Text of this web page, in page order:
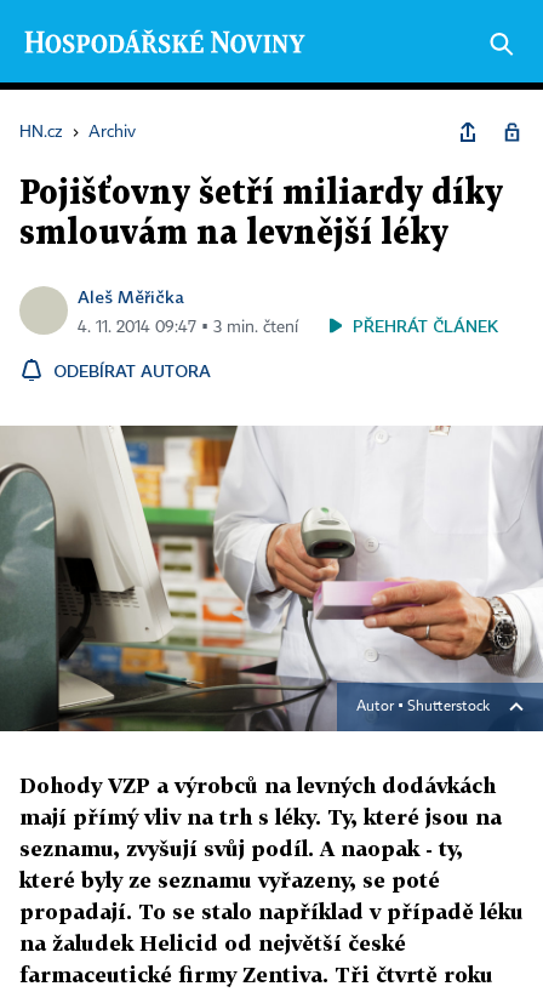
HN.cz › Archiv
Pojišťovny šetří miliardy díky
smlouvám na levnější léky
Aleš Měřička
4. 11. 2014 09:47 ▪ 3 min. čtení PŘEHRÁT ČLÁNEK
ODEBÍRAT AUTORA
Autor ▪ Shutterstock
Dohody VZP a výrobců na levných dodávkách
mají přímý vliv na trh s léky. Ty, které jsou na
seznamu, zvyšují svůj podíl. A naopak - ty,
které byly ze seznamu vyřazeny, se poté
propadají. To se stalo například v případě léku
na žaludek Helicid od největší české
farmaceutické firmy Zentiva. Tři čtvrtě roku